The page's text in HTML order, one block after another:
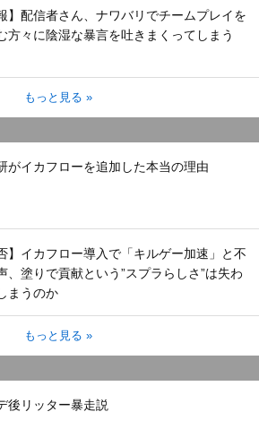
】配信者さん、ナワバリでチームプレイを
方々に陰湿な暴言を吐きまくってしまう
もっと見る »
がイカフローを追加した本当の理由
】イカフロー導入で「キルゲー加速」と不
、塗りで貢献という”スプラらしさ”は失わ
まうのか
もっと見る »
後リッター暴走説